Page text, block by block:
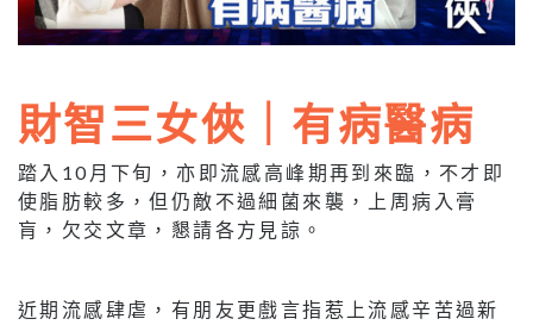
財智三女俠｜有病醫病
踏入10月下旬，亦即流感高峰期再到來臨，不才即
使脂肪較多，但仍敵不過細菌來襲，上周病入膏
肓，欠交文章，懇請各方見諒。
近期流感肆虐，有朋友更戲言指惹上流感辛苦過新